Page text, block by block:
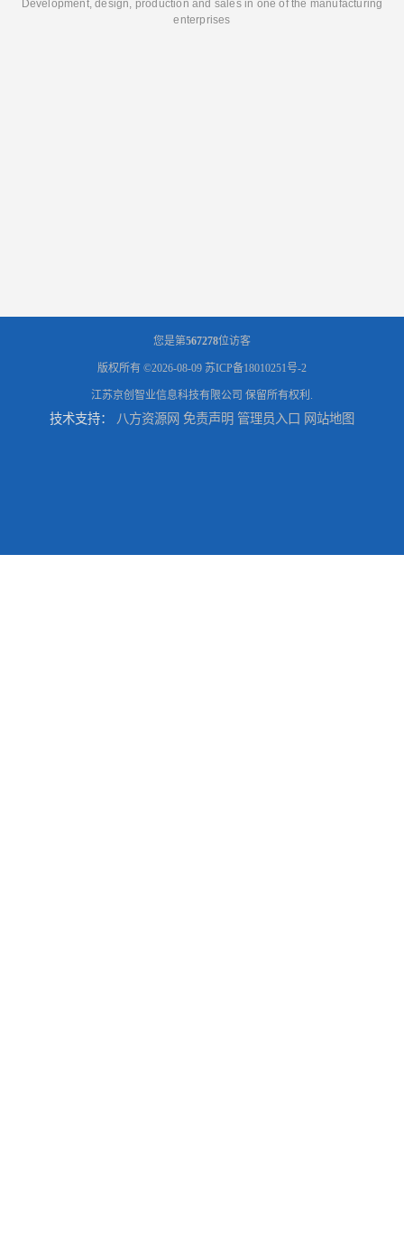
Development, design, production and sales in one of the manufacturing
enterprises
您是第567278位访客
版权所有 ©2026-08-09 苏ICP备18010251号-2
江苏京创智业信息科技有限公司 保留所有权利.
技术支持： 八方资源网 免责声明 管理员入口 网站地图